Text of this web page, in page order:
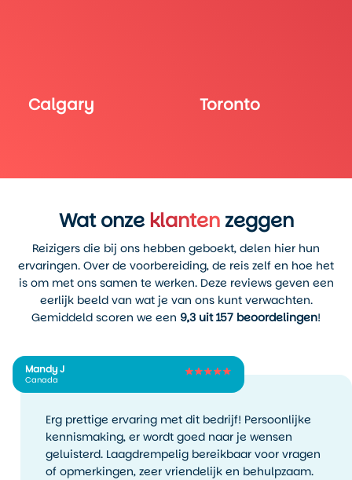
Calgary Toronto
Wat onzeklantenzeggen
Reizigers die bij ons hebben geboekt, delen hier hun
ervaringen. Over de voorbereiding, de reis zelf en hoe het
is om met ons samen te werken. Deze reviews geven een
eerlijk beeld van wat je van ons kunt verwachten.
Gemiddeld scoren we een 9,3 uit 157 beoordelingen!
Mandy J
Canada
Erg prettige ervaring met dit bedrijf! Persoonlijke
kennismaking, er wordt goed naar je wensen
geluisterd. Laagdrempelig bereikbaar voor vragen
of opmerkingen, zeer vriendelijk en behulpzaam.